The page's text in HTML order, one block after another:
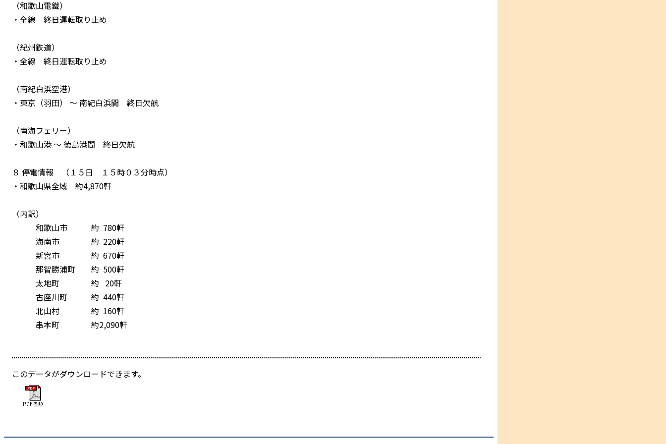
（和歌山電鐵）
・全線 終日運転取り止め
（紀州鉄道）
・全線 終日運転取り止め
（南紀白浜空港）
・東京（羽田） ～ 南紀白浜間 終日欠航
（南海フェリー）
・和歌山港 ～ 徳島港間 終日欠航
８ 停電情報 （１５日 １５時０３分時点）
・和歌山県全域 約4,870軒
（内訳）
和歌山市 約 780軒
海南市 約 220軒
新宮市 約 670軒
那智勝浦町 約 500軒
太地町 約 20軒
古座川町 約 440軒
北山村 約 160軒
串本町 約2,090軒
このデータがダウンロードできます。